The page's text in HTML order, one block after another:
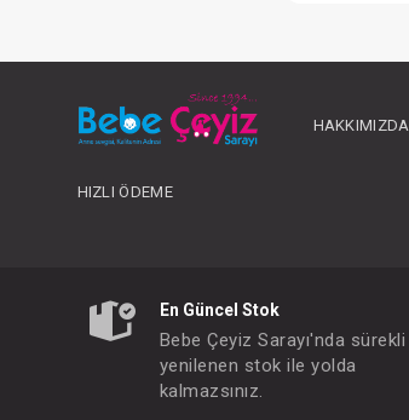
HAKKIMIZDA
HIZLI ÖDEME
En Güncel Stok
Bebe Çeyiz Sarayı'nda sürekli
yenilenen stok ile yolda
kalmazsınız.